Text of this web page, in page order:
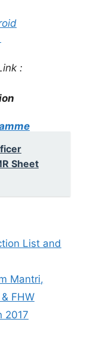
:
Sheet
List and
Mantri,
FHW
2017